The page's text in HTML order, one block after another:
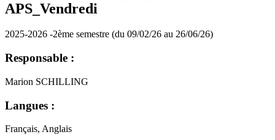
APS_Vendredi
2025-2026 -2ème semestre (du 09/02/26 au 26/06/26)
Responsable :
Marion SCHILLING
Langues :
Français, Anglais